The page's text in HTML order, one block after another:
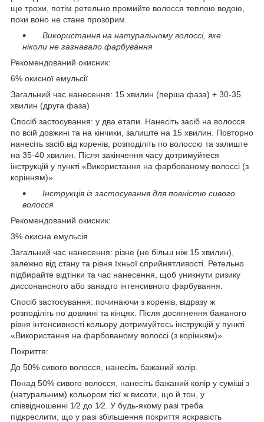
ще трохи, потім ретельно промийте волосся теплою водою,
поки воно не стане прозорим.
Використання на натуральному волоссі, яке
ніколи не зазнавало фарбування
Рекомендований окисник:
6% окисної емульсії
Загальний час нанесення: 15 хвилин (перша фаза) + 30-35
хвилин (друга фаза)
Спосіб застосування: у два етапи. Нанесіть засіб на волосся
по всій довжині та на кінчики, залиште на 15 хвилин. Повторно
нанесіть засіб від коренів, розподіліть по волоссю та залиште
на 35-40 хвилин. Після закінчення часу дотримуйтеся
інструкцій у пункті «Використання на фарбованому волоссі (з
корінням)».
Інструкція із застосування для повністю сивого
волосся
Рекомендований окисник:
3% окисна емульсія
Загальний час нанесення: різне (не більш ніж 15 хвилин),
залежно від стану та рівня їхньої сприйнятливості. Ретельно
підбирайте відтінки та час нанесення, щоб уникнути ризику
диссонансного або занадто інтенсивного фарбування.
Спосіб застосування: починаючи з коренів, відразу ж
розподіліть по довжині та кінцях. Після досягнення бажаного
рівня інтенсивності кольору дотримуйтесь інструкцій у пункті
«Використання на фарбованому волоссі (з корінням)».
Покриття:
До 50% сивого волосся, нанесіть бажаний колір.
Понад 50% сивого волосся, нанесіть бажаний колір у суміші з
(натуральним) кольором тієї ж висоти, що й тон, у
співвідношенні 1⁄2 до 1⁄2. У будь-якому разі треба
підкреслити, що у разі збільшення покриття яскравість